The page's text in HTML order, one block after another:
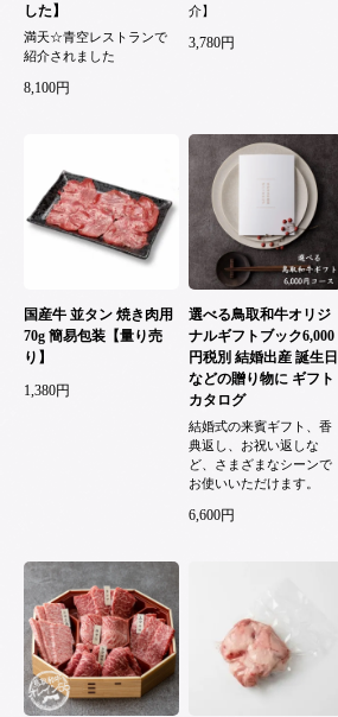
した】
満天☆青空レストランで
紹介されました
8,100円
介】
3,780円
国産牛 並タン 焼き肉用
70g 簡易包装【量り売
り】
1,380円
選べる鳥取和牛オリジ
ナルギフトブック6,000
円税別 結婚出産 誕生日
などの贈り物に ギフト
カタログ
結婚式の来賓ギフト、香
典返し、お祝い返しな
ど、さまざまなシーンで
お使いいただけます。
6,600円